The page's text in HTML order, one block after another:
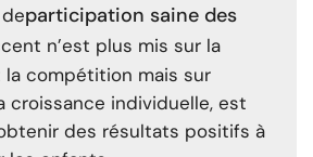
participation saine des
n’est plus mis sur la
compétition mais sur
croissance individuelle, est
des résultats positifs à